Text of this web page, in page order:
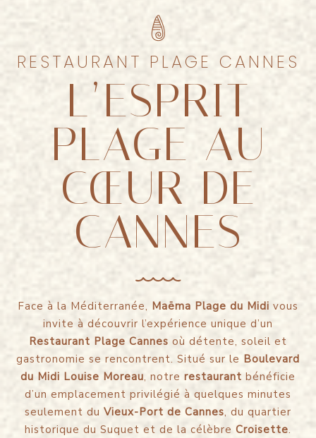
RESTAURANT PLAGE CANNES
L’ESPRIT
PLAGE AU
CŒUR DE
CANNES
Face à la Méditerranée, Maëma Plage du Midi vous
invite à découvrir l’expérience unique d’un
Restaurant Plage Cannes où détente, soleil et
gastronomie se rencontrent. Situé sur le Boulevard
du Midi Louise Moreau, notre restaurant bénéficie
d’un emplacement privilégié à quelques minutes
seulement du Vieux-Port de Cannes, du quartier
historique du Suquet et de la célèbre Croisette.